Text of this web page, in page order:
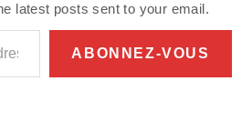
latest posts sent to your email.
ABONNEZ-VOUS